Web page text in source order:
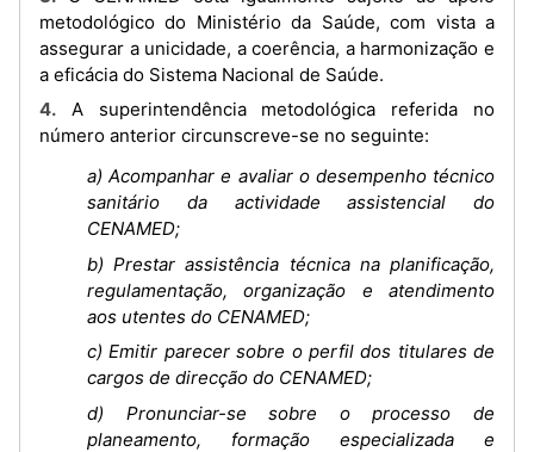
metodológico do Ministério da Saúde, com vista a
assegurar a unicidade, a coerência, a harmonização e
a eficácia do Sistema Nacional de Saúde.
4. A superintendência metodológica referida no
número anterior circunscreve-se no seguinte:
a) Acompanhar e avaliar o desempenho técnico
sanitário da actividade assistencial do
CENAMED;
b) Prestar assistência técnica na planificação,
regulamentação, organização e atendimento
aos utentes do CENAMED;
c) Emitir parecer sobre o perfil dos titulares de
cargos de direcção do CENAMED;
d) Pronunciar-se sobre o processo de
planeamento, formação especializada e